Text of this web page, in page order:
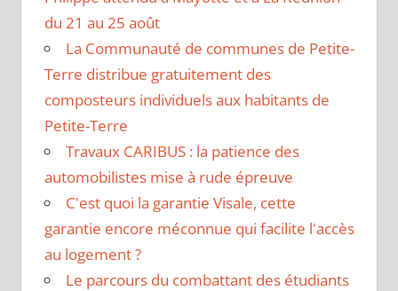
du 21 au 25 août
La Communauté de communes de Petite-
Terre distribue gratuitement des
composteurs individuels aux habitants de
Petite-Terre
Travaux CARIBUS : la patience des
automobilistes mise à rude épreuve
C'est quoi la garantie Visale, cette
garantie encore méconnue qui facilite l'accès
au logement ?
Le parcours du combattant des étudiants